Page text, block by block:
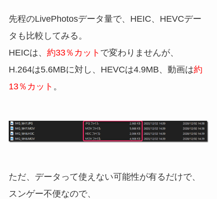
先程のLivePhotosデータ量で、HEIC、HEVCデー
タも比較してみる。
HEICは、 約33％カット で変わりませんが、
H.264は5.6MBに対し、HEVCは4.9MB、動画は約
13％カット 。
ただ、データって使えない可能性が有るだけで、
スンゲー不便なので、